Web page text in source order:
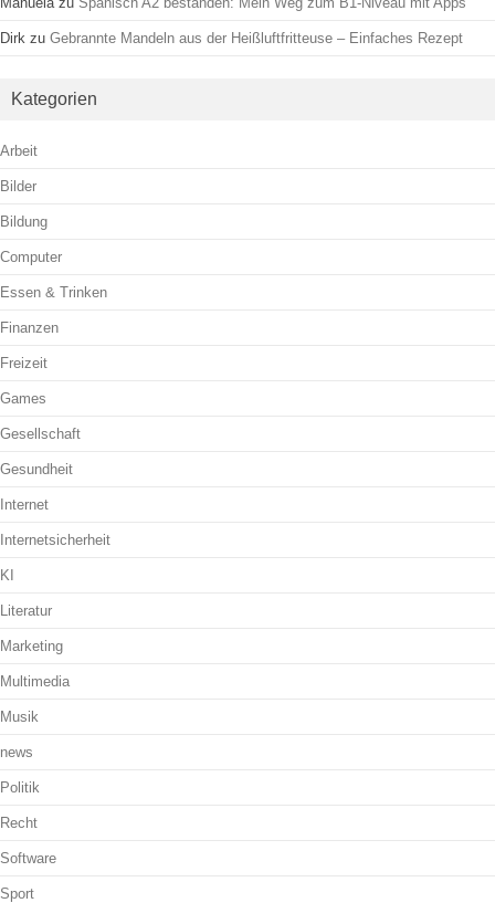
Dirk zu Gebrannte Mandeln aus der Heißluftfritteuse – Einfaches Rezept
Kategorien
Arbeit
Bilder
Bildung
Computer
Essen & Trinken
Finanzen
Freizeit
Games
Gesellschaft
Gesundheit
Internet
Internetsicherheit
KI
Literatur
Marketing
Multimedia
Musik
news
Politik
Recht
Software
Sport